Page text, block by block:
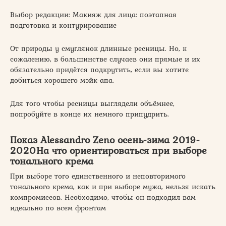
Выбор редакции: Макияж для лица: поэтапная
подготовка и контурирование
От природы у смуглянок длинные ресницы. Но, к
сожалению, в большинстве случаев они прямые и их
обязательно придётся подкрутить, если вы хотите
добиться хорошего мэйк-апа.
Для того чтобы ресницы выглядели объёмнее,
попробуйте в конце их немного припудрить.
Показ Alessandro Zeno осень-зима 2019-
2020На что ориентироваться при выборе
тонального крема
При выборе того единственного и неповторимого
тонального крема, как и при выборе мужа, нельзя искать
компромиссов. Необходимо, чтобы он подходил вам
идеально по всем фронтам